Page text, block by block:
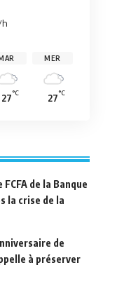
h
27°C
MER
27°C
de la Banque
la crise de la
de
à préserver